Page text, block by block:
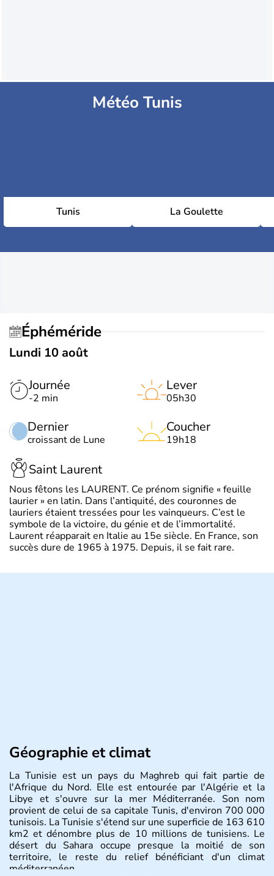
Météo Tunis
Tunis La Goulette
Éphéméride
Lundi 10 août
Journée
-2 min
Dernier
croissant de Lune
Lever
05h30
Coucher
19h18
Saint Laurent
Nous fêtons les LAURENT. Ce prénom signifie « feuille
laurier » en latin. Dans l’antiquité, des couronnes de
lauriers étaient tressées pour les vainqueurs. C’est le
symbole de la victoire, du génie et de l’immortalité.
Laurent réapparait en Italie au 15e siècle. En France, son
succès dure de 1965 à 1975. Depuis, il se fait rare.
Géographie et climat
La Tunisie est un pays du Maghreb qui fait partie de
l'Afrique du Nord. Elle est entourée par l'Algérie et la
Libye et s'ouvre sur la mer Méditerranée. Son nom
provient de celui de sa capitale Tunis, d'environ 700 000
tunisois. La Tunisie s'étend sur une superficie de 163 610
km2 et dénombre plus de 10 millions de tunisiens. Le
désert du Sahara occupe presque la moitié de son
territoire, le reste du relief bénéficiant d'un climat
méditerranéen.